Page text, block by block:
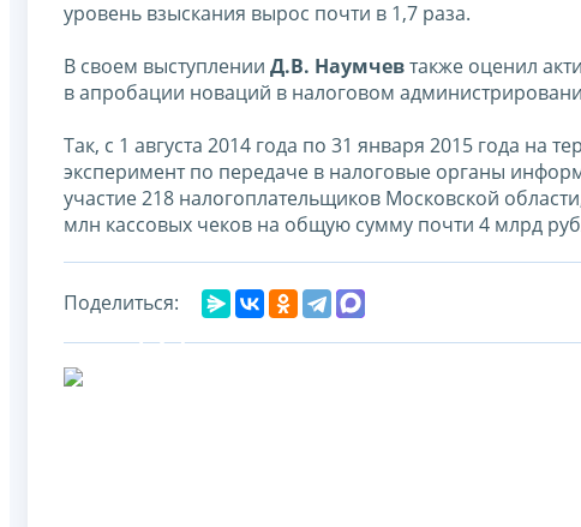
уровень взыскания вырос почти в 1,7 раза.
В своем выступлении Д.В. Наумчевтакже оценил
в апробации новаций в налоговом
Так, с 1 августа 2014 года по 31 января 2015 года на
эксперимент по передаче в налоговые органы
участие 218 налогоплательщиков Московской
млн кассовых чеков на общую сумму почти 4 млрд
Поделиться: